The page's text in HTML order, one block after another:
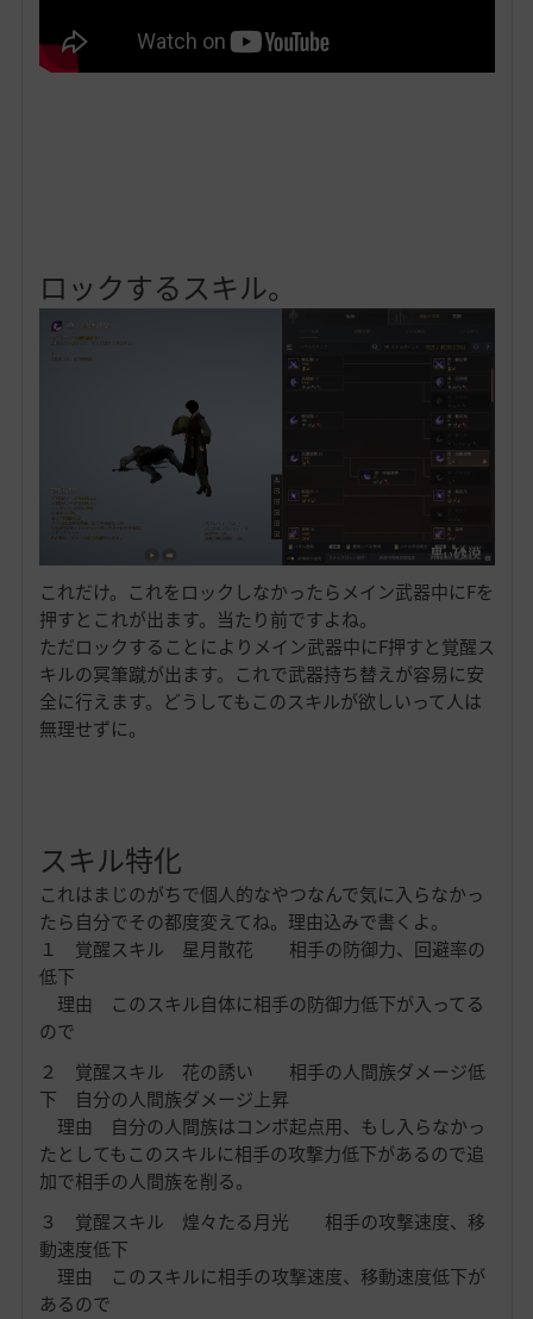
ロックするスキル。
これだけ。これをロックしなかったらメイン武器中にFを
押すとこれが出ます。当たり前ですよね。
ただロックすることによりメイン武器中にF押すと覚醒ス
キルの冥筆蹴が出ます。これで武器持ち替えが容易に安
全に行えます。どうしてもこのスキルが欲しいって人は
無理せずに。
スキル特化
これはまじのがちで個人的なやつなんで気に入らなかっ
たら自分でその都度変えてね。理由込みで書くよ。
１ 覚醒スキル 星月散花 相手の防御力、回避率の
低下
理由 このスキル自体に相手の防御力低下が入ってる
ので
２ 覚醒スキル 花の誘い 相手の人間族ダメージ低
下 自分の人間族ダメージ上昇
理由 自分の人間族はコンボ起点用、もし入らなかっ
たとしてもこのスキルに相手の攻撃力低下があるので追
加で相手の人間族を削る。
３ 覚醒スキル 煌々たる月光 相手の攻撃速度、移
動速度低下
理由 このスキルに相手の攻撃速度、移動速度低下が
あるので